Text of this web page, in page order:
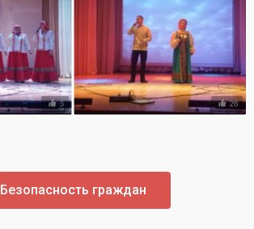
Безопасность граждан